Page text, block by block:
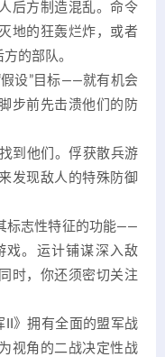
后方制造混乱。命令
地的狂轰烂炸，或者
的部队。
设”目标——就有机会
步前先击溃他们的防
到他们。俘获散兵游
发现敌人的特殊防御
标志性特征的功能——
戏。运计铺谋深入敌
时，你还须密切关注
》拥有全面的盟军战
视角的二战决定性战